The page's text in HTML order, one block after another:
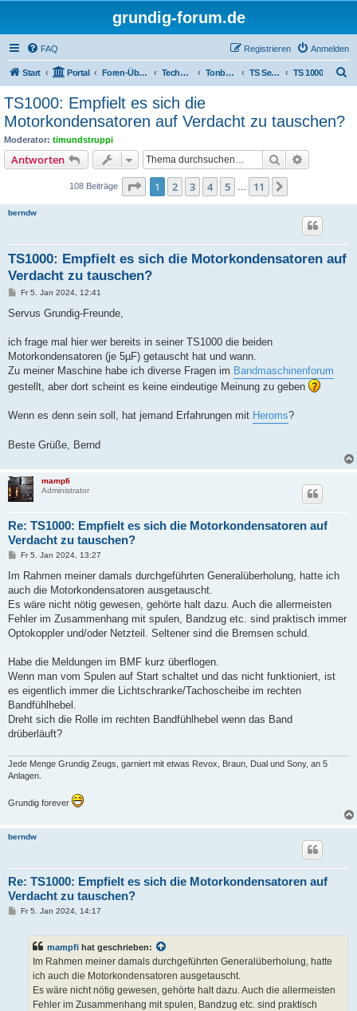
grundig-forum.de
FAQ Anmelden
Registrieren
Start Portal Foren-Übersicht Technik Foren Tonbandgeräte TS Serien TS 1000
TS1000: Empfielt es sich die
Motorkondensatoren auf Verdacht zu tauschen?
Moderator: timundstruppi
Antworten Suche
108 Beiträge Seite 1von 11
1 2 3 4 5 11
berndw
TS1000: Empfielt es sich die Motorkondensatoren auf
Verdacht zu tauschen?
B
i
a
Fr 5. Jan 2024, 12:41
Servus Grundig-Freunde,
ich frage mal hier wer bereits in seiner TS1000 die beiden
Motorkondensatoren (je 5µF) getauscht hat und wann.
Zu meiner Maschine habe ich diverse Fragen im Bandmaschinenforum
gestellt, aber dort scheint es keine eindeutige Meinung zu geben
Wenn es denn sein soll, hat jemand Erfahrungen mit Heroms?
Beste Grüße, Bernd
mampfi
Administrator
Re: TS1000: Empfielt es sich die Motorkondensatoren auf
Verdacht zu tauschen?
B
i
r
a
Fr 5. Jan 2024, 13:27
Im Rahmen meiner damals durchgeführten Generalüberholung, hatte ich
auch die Motorkondensatoren ausgetauscht.
Es wäre nicht nötig gewesen, gehörte halt dazu. Auch die allermeisten
Fehler im Zusammenhang mit spulen, Bandzug etc. sind praktisch immer
Optokoppler und/oder Netzteil. Seltener sind die Bremsen schuld.
Habe die Meldungen im BMF kurz überflogen.
Wenn man vom Spulen auf Start schaltet und das nicht funktioniert, ist
es eigentlich immer die Lichtschranke/Tachoscheibe im rechten
Bandfühlhebel.
Dreht sich die Rolle im rechten Bandfühlhebel wenn das Band
drüberläuft?
Jede Menge Grundig Zeugs, garniert mit etwas Revox, Braun, Dual und Sony, an 5
Anlagen.
Grundig forever
berndw
Re: TS1000: Empfielt es sich die Motorkondensatoren auf
Verdacht zu tauschen?
BFr 5. Jan 2024, 14:17
mampfi hat geschrieben:
Im Rahmen meiner damals durchgeführten Generalüberholung, hatte
ich auch die Motorkondensatoren ausgetauscht.
Es wäre nicht nötig gewesen, gehörte halt dazu. Auch die allermeisten
Fehler im Zusammenhang mit spulen, Bandzug etc. sind praktisch